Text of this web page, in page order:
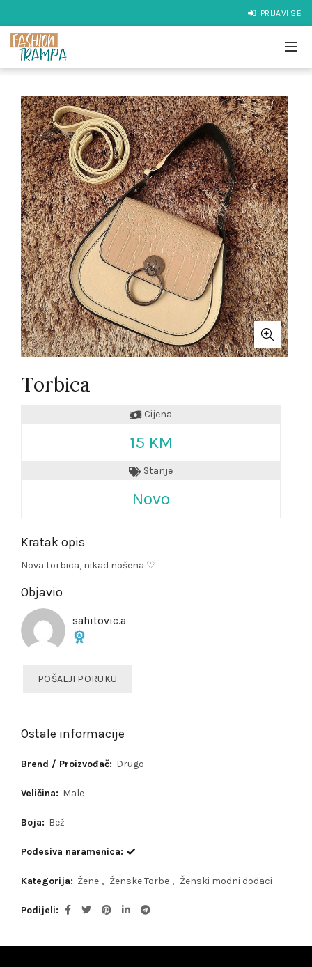
PRIJAVI SE
Torbica
Cijena
15 KM
Stanje
Novo
Kratak opis
Nova torbica, nikad nošena ♡
Objavio
sahitovic.a
POŠALJI PORUKU
Ostale informacije
Brend / Proizvođač: Drugo
Veličina: Male
Boja: Bež
Podesiva naramenica:
Kategorija: Žene , Ženske Torbe , Ženski modni dodaci
Podijeli